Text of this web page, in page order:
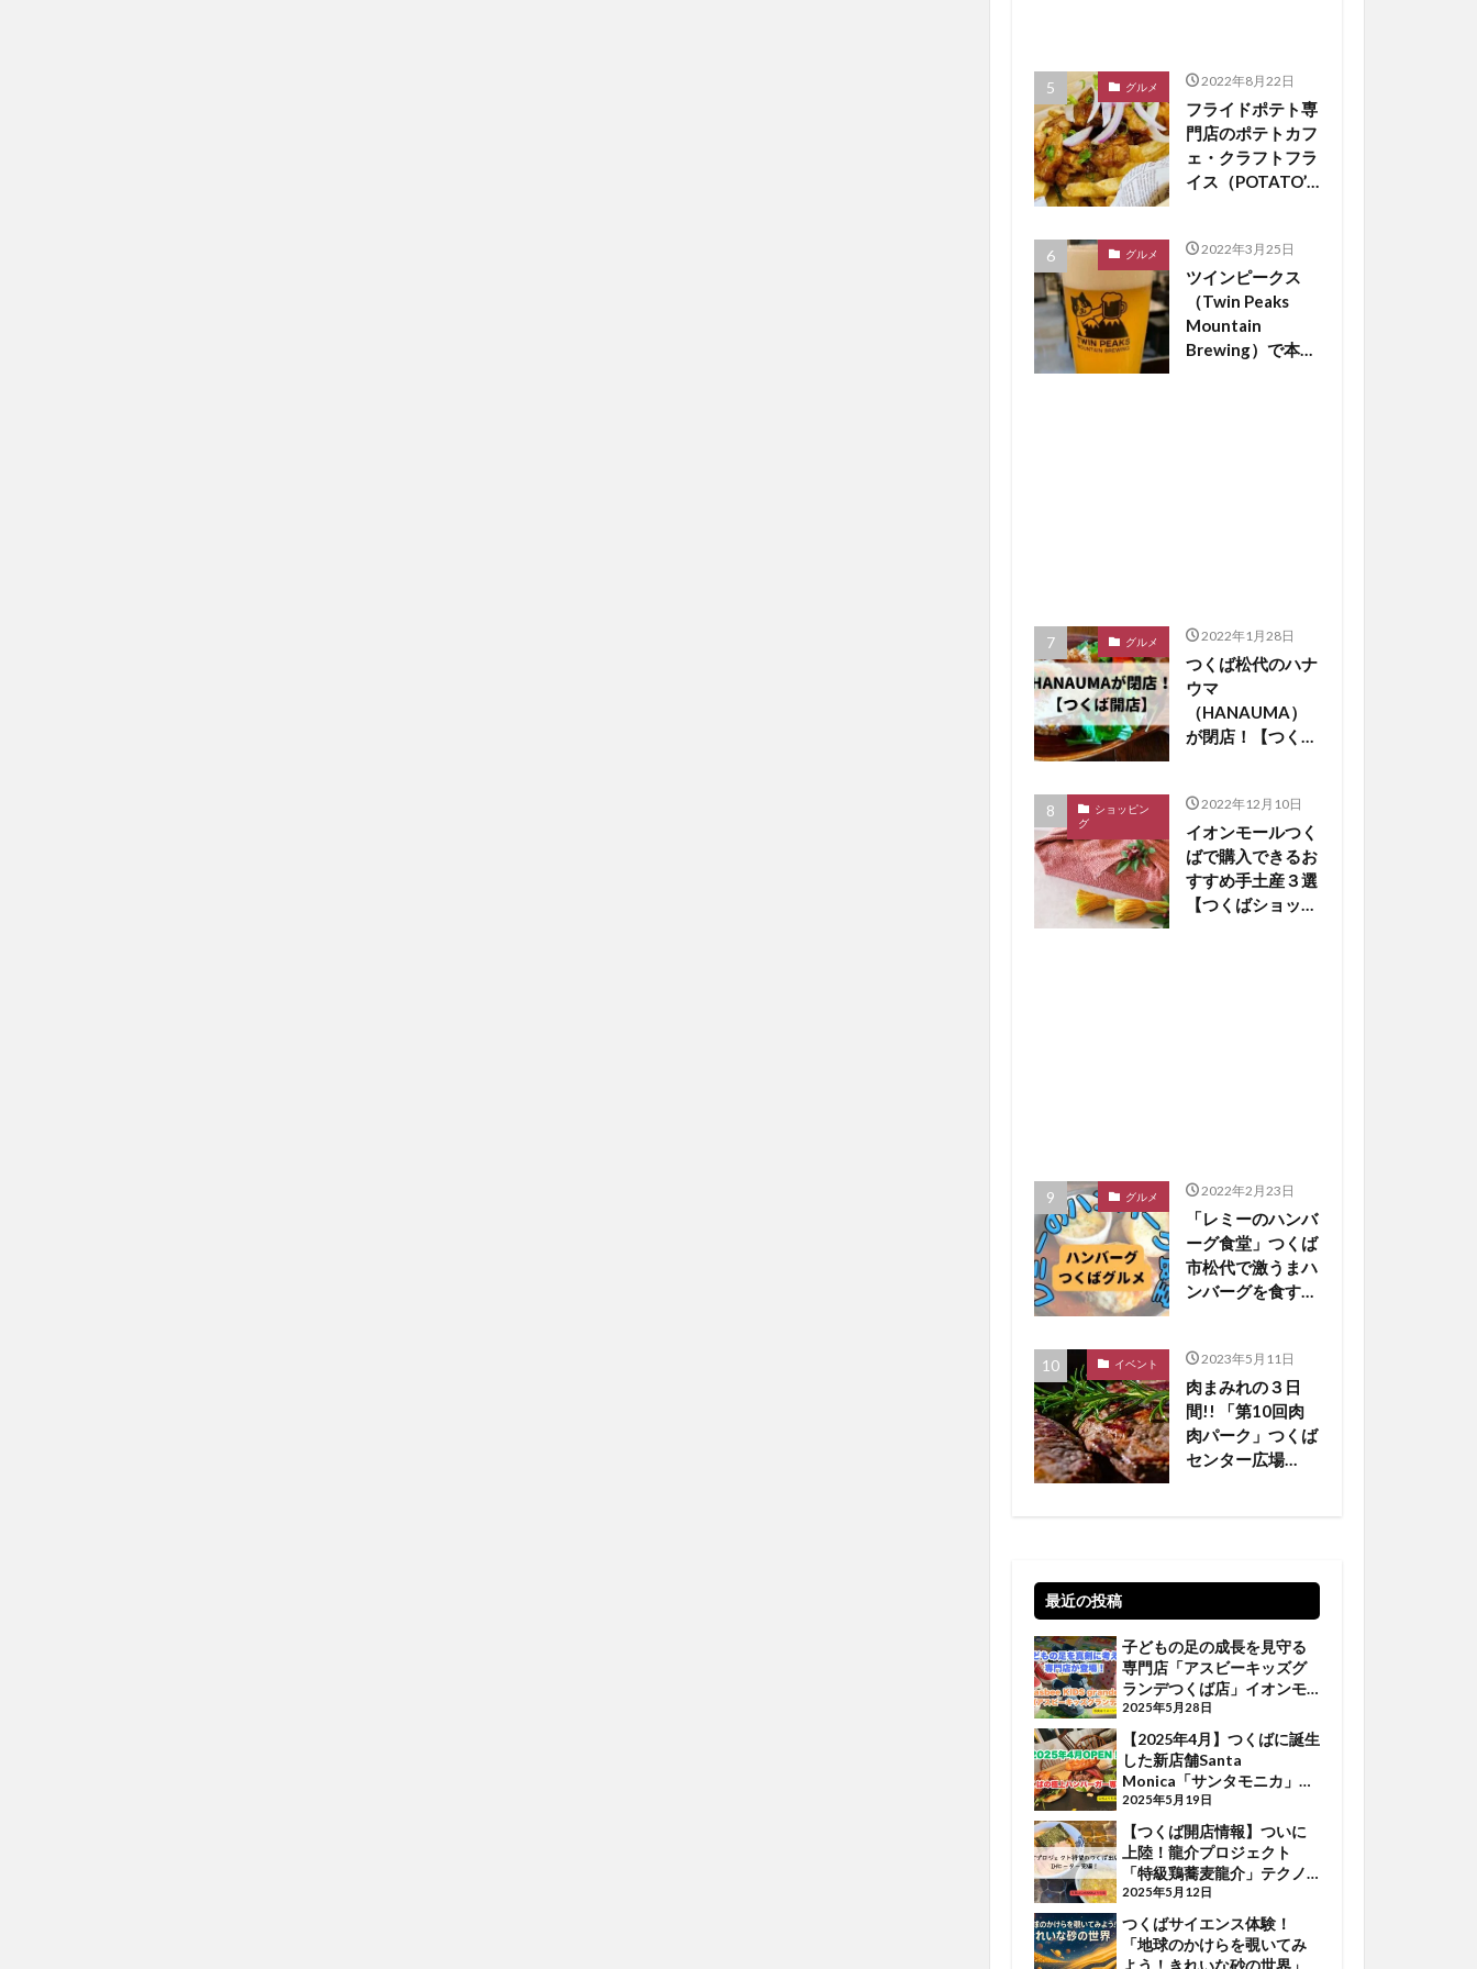
グルメ 2022年8月22日
フライドポテト専
門店のポテトカフ
ェ・クラフトフラ
イス（POTATO’S
くば市松代にオー
プン【つくば開
店】
グルメ 2022年3月25日
ツインピークス
（Twin Peaks
Mountain
Brewing）で本場
グルメ 2022年1月28日
つくば松代のハナ
ウマ
（HANAUMA）
が閉店！【つくば
ショッピン
グ
2022年12月10日
イオンモールつく
ばで購入できるお
すすめ手土産３選
【つくばショッピ
グルメ 2022年2月23日
「レミーのハンバ
ーグ食堂」つくば
市松代で激うまハ
ンバーグを食す
イベント 2023年5月11日
肉まみれの３日
間!! 「第10回肉
肉パーク」つくば
センター広場
最近の投稿
子どもの足の成長を見守る
専門店「アスビーキッズグ
ランデつくば店」イオンモ
ールつくばに登場
2025年5月28日
【2025年4月】つくばに誕生
した新店舗Santa
Monica「サンタモニカ」で
ジューシーなバーガーを堪
能しよう
2025年5月19日
【つくば開店情報】ついに
上陸！龍介プロジェクト
「特級鶏蕎麦龍介」テクノ
パーク桜に誕生
2025年5月12日
つくばサイエンス体験！
「地球のかけらを覗いてみ
よう！きれいな砂の世界」